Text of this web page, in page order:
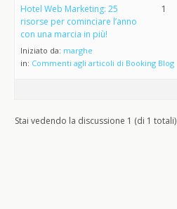
Hotel Web Marketing: 25
risorse per cominciare l’anno
con una marcia in più!
Iniziato da: marghe
in: Commenti agli articoli di Booking Blog
1
Stai vedendo la discussione 1 (di 1 totali)